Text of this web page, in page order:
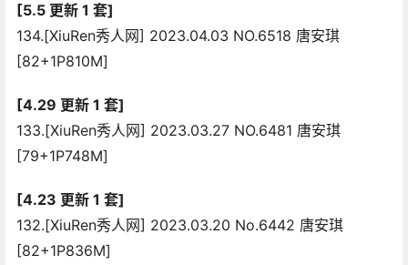
[5.5 更新 1 套]
134.[XiuRen秀人网] 2023.04.03 NO.6518 唐安琪
[82+1P810M]
[4.29 更新 1 套]
133.[XiuRen秀人网] 2023.03.27 NO.6481 唐安琪
[79+1P748M]
[4.23 更新 1 套]
132.[XiuRen秀人网] 2023.03.20 No.6442 唐安琪
[82+1P836M]